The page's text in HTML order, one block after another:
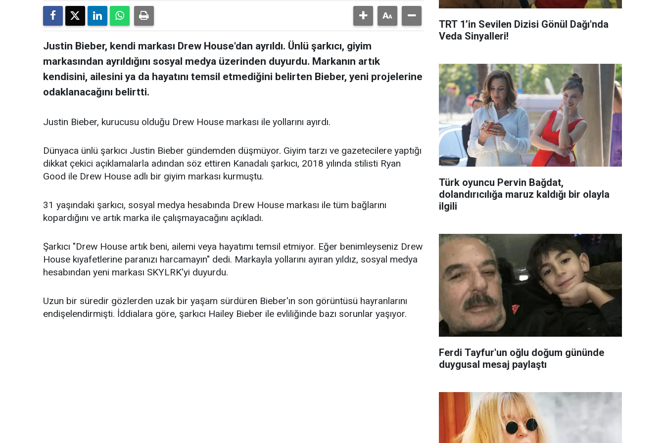
Justin Bieber, kendi markası Drew House'dan ayrıldı. Ünlü şarkıcı, giyim
markasından ayrıldığını sosyal medya üzerinden duyurdu. Markanın artık
kendisini, ailesini ya da hayatını temsil etmediğini belirten Bieber, yeni projelerine
odaklanacağını belirtti.
Justin Bieber, kurucusu olduğu Drew House markası ile yollarını ayırdı.
Dünyaca ünlü şarkıcı Justin Bieber gündemden düşmüyor. Giyim tarzı ve gazetecilere yaptığı
dikkat çekici açıklamalarla adından söz ettiren Kanadalı şarkıcı, 2018 yılında stilisti Ryan
Good ile Drew House adlı bir giyim markası kurmuştu.
31 yaşındaki şarkıcı, sosyal medya hesabında Drew House markası ile tüm bağlarını
kopardığını ve artık marka ile çalışmayacağını açıkladı.
Şarkıcı "Drew House artık beni, ailemi veya hayatımı temsil etmiyor. Eğer benimleyseniz Drew
House kıyafetlerine paranızı harcamayın" dedi. Markayla yollarını ayıran yıldız, sosyal medya
hesabından yeni markası SKYLRK'yi duyurdu.
Uzun bir süredir gözlerden uzak bir yaşam sürdüren Bieber'ın son görüntüsü hayranlarını
endişelendirmişti. İddialara göre, şarkıcı Hailey Bieber ile evliliğinde bazı sorunlar yaşıyor.
TRT 1’in Sevilen Dizisi Gönül Dağı'nda
Veda Sinyalleri!
Türk oyuncu Pervin Bağdat,
dolandırıcılığa maruz kaldığı bir olayla
ilgili
Ferdi Tayfur'un oğlu doğum gününde
duygusal mesaj paylaştı